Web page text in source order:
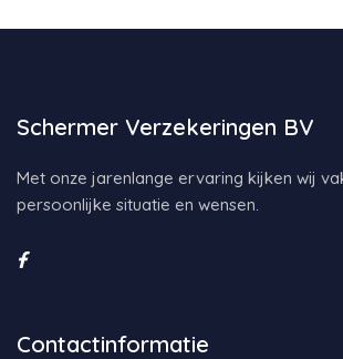
Schermer Verzekeringen BV
Met onze jarenlange ervaring kijken wij
persoonlijke situatie en wensen.
Contactinformatie